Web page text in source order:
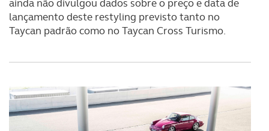
experiência de navegação no Website e nos serviços
disponibilizados.
ainda não divulgou dados sobre o preço e data de
lançamento deste restyling previsto tanto no
Taycan padrão como no Taycan Cross Turismo.